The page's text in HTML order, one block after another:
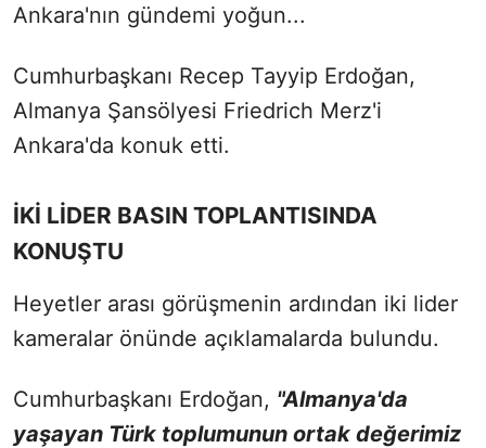
Ankara'nın gündemi yoğun...
Cumhurbaşkanı Recep Tayyip Erdoğan,
Almanya Şansölyesi Friedrich Merz'i
Ankara'da konuk etti.
İKİ LİDER BASIN TOPLANTISINDA
KONUŞTU
Heyetler arası görüşmenin ardından iki lider
kameralar önünde açıklamalarda bulundu.
Cumhurbaşkanı Erdoğan, "Almanya'da
yaşayan Türk toplumunun ortak değerimiz